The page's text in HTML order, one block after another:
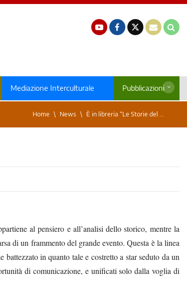
Mediazione Interculturale Pubblicazioni
Home News È in libreria “Le Storie del ...
al pensiero e all’analisi dello storico, mentre la
di un frammento del grande evento. Questa è la linea
in quanto tale e costretto a star seduto da un
di comunicazione, e unificati solo dalla voglia di